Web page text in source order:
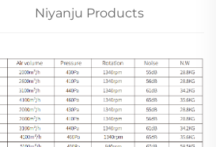
Niyanju Products